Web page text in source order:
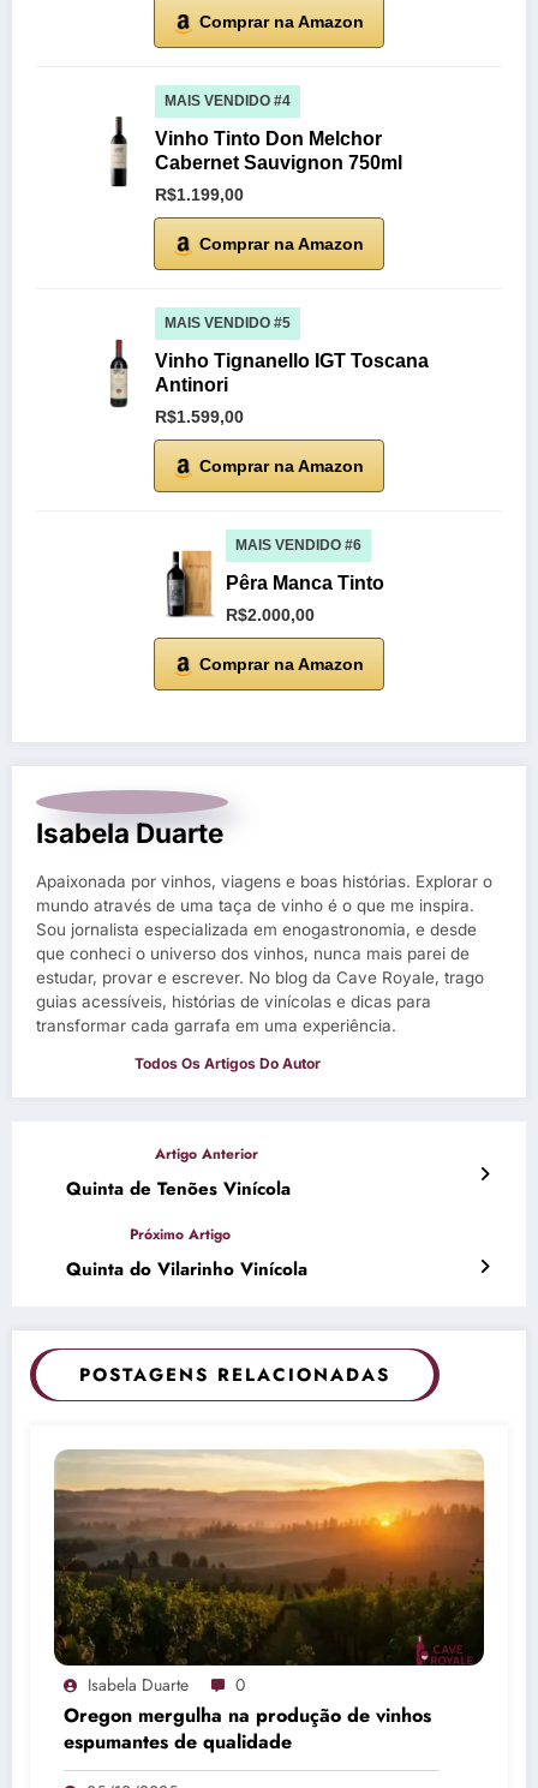
Comprar na Amazon
MAIS VENDIDO #4
Vinho Tinto Don Melchor
Cabernet Sauvignon 750ml
R$1.199,00
Comprar na Amazon
MAIS VENDIDO #5
Vinho Tignanello IGT Toscana
Antinori
R$1.599,00
Comprar na Amazon
MAIS VENDIDO #6
Pêra Manca Tinto
R$2.000,00
Comprar na Amazon
Isabela Duarte
Apaixonada por vinhos, viagens e boas histórias. Explorar o
mundo através de uma taça de vinho é o que me inspira.
Sou jornalista especializada em enogastronomia, e desde
que conheci o universo dos vinhos, nunca mais parei de
estudar, provar e escrever. No blog da Cave Royale, trago
guias acessíveis, histórias de vinícolas e dicas para
transformar cada garrafa em uma experiência.
Quinta de Tenões Vinícola
Quinta do Vilarinho Vinícola
POSTAGENS RELACIONADAS
Isabela Duarte 0
Oregon mergulha na produção de vinhos
espumantes de qualidade